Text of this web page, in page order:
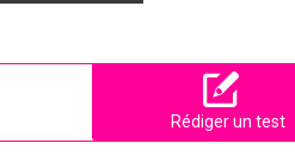
Rédiger un test